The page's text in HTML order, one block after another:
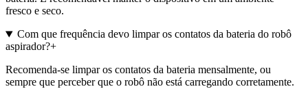
fresco e seco.
Com que frequência devo limpar os contatos da bateria do robô
aspirador?+
Recomenda-se limpar os contatos da bateria mensalmente, ou
sempre que perceber que o robô não está carregando corretamente.